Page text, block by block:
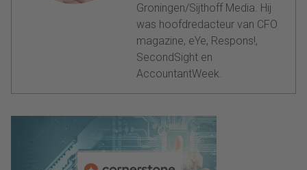
Groningen/Sijthoff Media. Hij
was hoofdredacteur van CFO
magazine, eYe, Respons!,
SecondSight en
AccountantWeek.